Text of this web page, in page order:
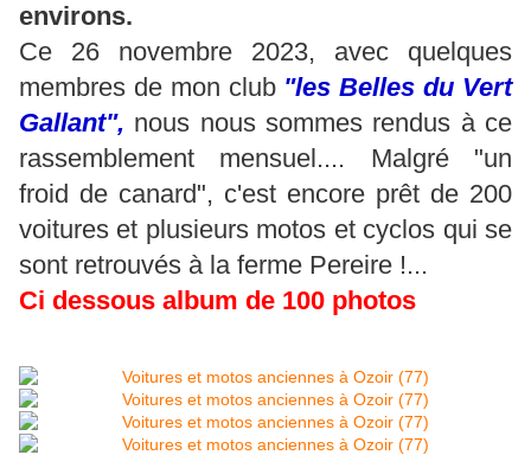
environs.
Ce 26 novembre 2023, avec quelques
membres de mon club "les Belles du Vert
Gallant", nous nous sommes rendus à ce
rassemblement mensuel.... Malgré "un
froid de canard", c'est encore prêt de 200
voitures et plusieurs motos et cyclos qui se
sont retrouvés à la ferme Pereire !...
Ci dessous album de 100 photos